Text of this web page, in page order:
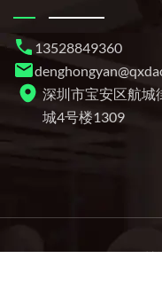
13528849360
深圳市宝安区航城
城4号楼1309
Copyright © 2026 深圳